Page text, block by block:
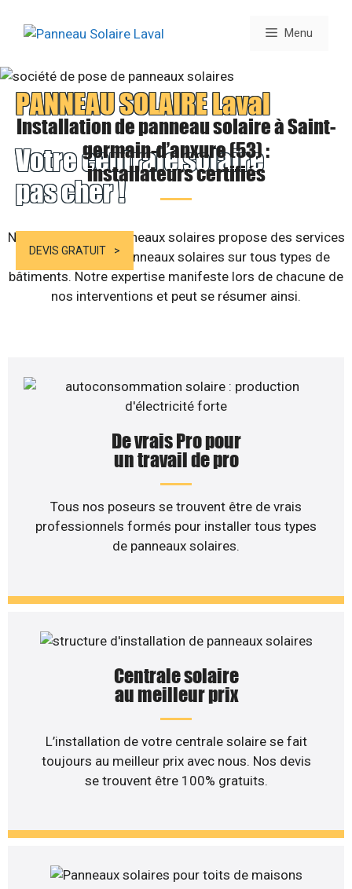
Menu
PANNEAU SOLAIRE Laval
Votre centrale solaire
pas cher !
DEVIS GRATUIT
Installation de panneau solaire à Saint-
germain-d’anxure (53) :
installateurs certifiés
Notre société de panneaux solaires propose des services
d’installation de panneaux solaires sur tous types de
bâtiments. Notre expertise manifeste lors de chacune de
nos interventions et peut se résumer ainsi.
De vrais Pro pour
un travail de pro
Tous nos poseurs se trouvent être de vrais
professionnels formés pour installer tous types
de panneaux solaires.
Centrale solaire
au meilleur prix
L’installation de votre centrale solaire se fait
toujours au meilleur prix avec nous. Nos devis
se trouvent être 100% gratuits.